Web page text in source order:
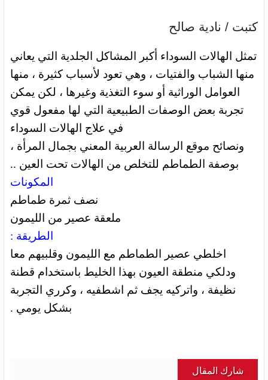
كتبت / نادية صالح
تمثل الهالات السوداء أكبر المشاكل الجلدية التي يعاني
منها الشباب والفتيات ، وهي تعود لأسباب كثيرة ، منها
العوامل الوراثية أو سوء التغذية وغيرها ، لكن يمكن
تجربة بعض الوصفات الطبيعية التي لها مفعول قوي
في علاج الهالات السوداء
ونصائح موقع الرسالة العربية المعني بجمال المرأة ،
بوصفة الطماطم للتخلص من الهالات تحت العين ..
المكونات
نصف ثمرة طماطم
ملعقة عصير من الليمون
الطريقة :
اخلطي عصير الطماطم مع الليمون وقلبيهم معا
ودلكي منطقة العيون بهذا الخليط باستخدام قطنة
نظيفة ، واتركيه يجف ثم اشطفيه ، وكرري التجربة
بشكل يومي .
شارك المقال